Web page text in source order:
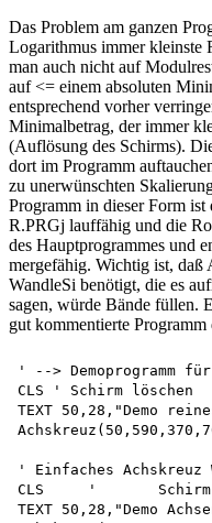
Das Problem am ganzen
Logarithmus immer kleinste
man auch nicht auf
auf <= einem absoluten
entsprechend vorher
Minimalbetrag, der immer
(Auflösung des Schirms).
dort im Programm
zu unerwünschten
Programm in dieser Form
R.PRGj lauffähig und die
des Hauptprogrammes und
mergefähig. Wichtig ist, daß
WandleSi benötigt, die es
sagen, würde Bände füllen.
gut kommentierte
' --> Demoprogramm
CLS ' Schirm löschen
TEXT 50,28,"Demo
' Einfaches Achskreuz
CLS	'	Schirm löschen
TEXT 50,28,"Demo